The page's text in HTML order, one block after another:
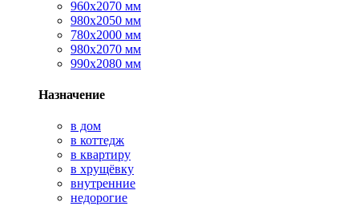
960х2070 мм
980х2050 мм
780х2000 мм
980х2070 мм
990х2080 мм
Назначение
в дом
в коттедж
в квартиру
в хрущёвку
внутренние
недорогие